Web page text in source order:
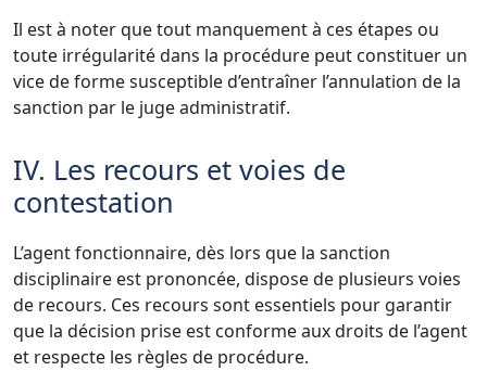
Il est à noter que tout manquement à ces étapes ou
toute irrégularité dans la procédure peut constituer un
vice de forme susceptible d’entraîner l’annulation de la
sanction par le juge administratif.
IV. Les recours et voies de
contestation
L’agent fonctionnaire, dès lors que la sanction
disciplinaire est prononcée, dispose de plusieurs voies
de recours. Ces recours sont essentiels pour garantir
que la décision prise est conforme aux droits de l’agent
et respecte les règles de procédure.